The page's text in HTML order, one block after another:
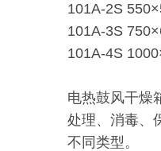
101A-2S
101A-3S
101A-4S
电热鼓风干燥
处理、消毒、
不同类型。